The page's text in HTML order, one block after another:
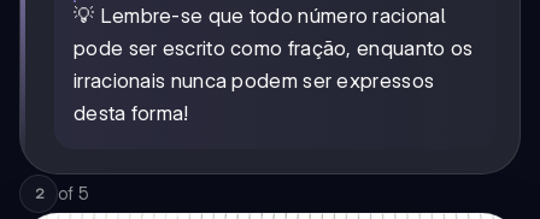
💡 Lembre-se que todo número racional
pode ser escrito como fração, enquanto os
irracionais nunca podem ser expressos
desta forma!
2 of 5